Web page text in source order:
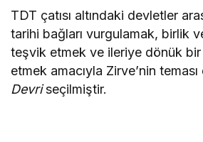
TDT çatısı altındaki devletler
tarihi bağları vurgulamak, birlik
teşvik etmek ve ileriye dönük
etmek amacıyla Zirve’nin
Devriseçilmiştir.